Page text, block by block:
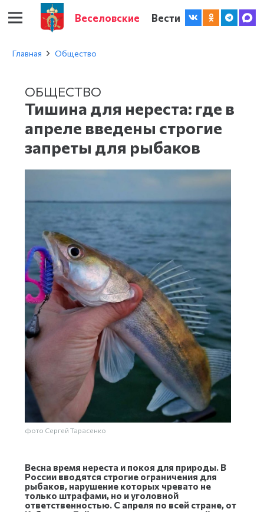
Веселовские Вести
Главная Общество
ОБЩЕСТВО
Тишина для нереста: где в
апреле введены строгие
запреты для рыбаков
фото Сергей Тарасенко
Весна время нереста и покоя для природы. В
России вводятся строгие ограничения для
рыбаков, нарушение которых чревато не
только штрафами, но и уголовной
ответственностью. С апреля по всей стране, от